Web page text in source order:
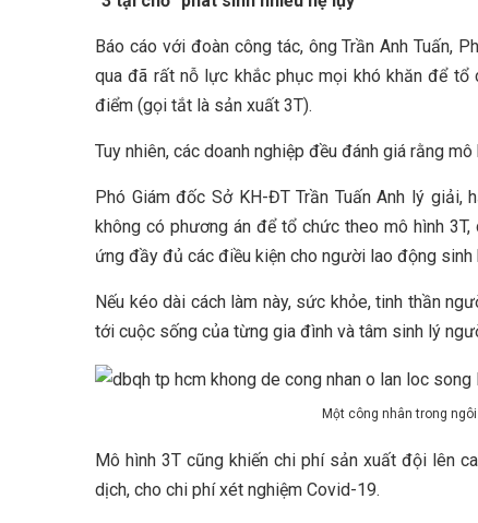
Báo cáo với đoàn công tác, ông Trần Anh Tuấn,
qua đã rất nỗ lực khắc phục mọi khó khăn để
điểm (gọi tắt là sản xuất 3T).
Tuy nhiên, các doanh nghiệp đều đánh giá rằng
Phó Giám đốc Sở KH-ĐT Trần Tuấn Anh lý
không có phương án để tổ chức theo mô hình
ứng đầy đủ các điều kiện cho người lao động
Nếu kéo dài cách làm này, sức khỏe, tinh thần
tới cuộc sống của từng gia đình và tâm sinh lý
Một công nhân trong
Mô hình 3T cũng khiến chi phí sản xuất đội lên
dịch, cho chi phí xét nghiệm Covid-19.